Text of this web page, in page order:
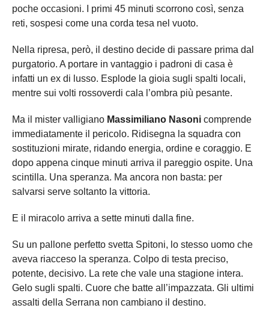
poche occasioni. I primi 45 minuti scorrono così, senza
reti, sospesi come una corda tesa nel vuoto.
Nella ripresa, però, il destino decide di passare prima dal
purgatorio. A portare in vantaggio i padroni di casa è
infatti un ex di lusso. Esplode la gioia sugli spalti locali,
mentre sui volti rossoverdi cala l’ombra più pesante.
Ma il mister valligiano Massimiliano Nasoni comprende
immediatamente il pericolo. Ridisegna la squadra con
sostituzioni mirate, ridando energia, ordine e coraggio. E
dopo appena cinque minuti arriva il pareggio ospite. Una
scintilla. Una speranza. Ma ancora non basta: per
salvarsi serve soltanto la vittoria.
E il miracolo arriva a sette minuti dalla fine.
Su un pallone perfetto svetta Spitoni, lo stesso uomo che
aveva riacceso la speranza. Colpo di testa preciso,
potente, decisivo. La rete che vale una stagione intera.
Gelo sugli spalti. Cuore che batte all’impazzata. Gli ultimi
assalti della Serrana non cambiano il destino.